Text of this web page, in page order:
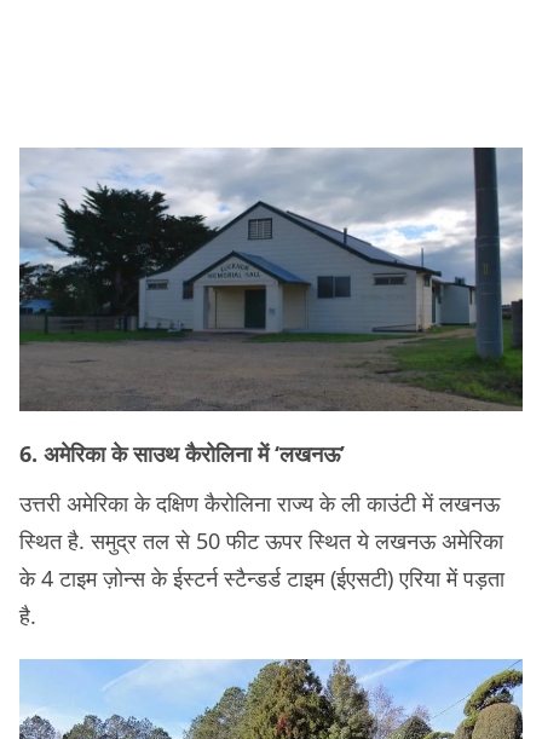
6. अमेरिका के साउथ कैरोलिना में ‘लखनऊ’
उत्तरी अमेरिका के दक्षिण कैरोलिना राज्य के ली काउंटी में लखनऊ
स्थित है. समुद्र तल से 50 फीट ऊपर स्थित ये लखनऊ अमेरिका
के 4 टाइम ज़ोन्स के ईस्टर्न स्टैन्डर्ड टाइम (ईएसटी) एरिया में पड़ता
है.